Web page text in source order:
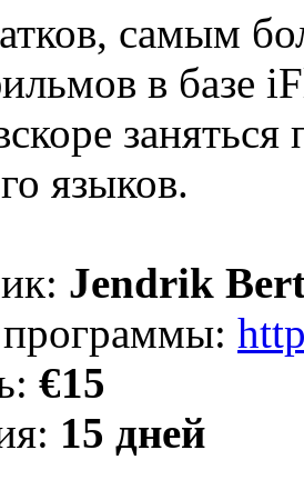
самым
в базе
языков.
Jendrik
€15
15 дней